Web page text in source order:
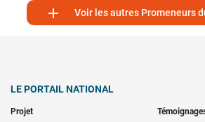
 Voir les autres Promeneurs
LE PORTAIL NATIONAL
Projet